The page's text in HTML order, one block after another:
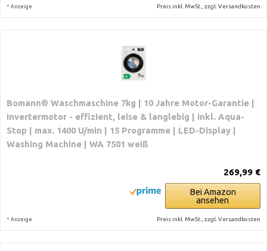
* Anzeige Preis inkl. MwSt., zzgl. Versandkosten
Bomann® Waschmaschine 7kg | 10 Jahre Motor-Garantie |
Invertermotor - effizient, leise & langlebig | inkl. Aqua-
Stop | max. 1400 U/min | 15 Programme | LED-Display |
Washing Machine | WA 7501 weiß
269,99 €
Bei Amazon
ansehen
* Anzeige Preis inkl. MwSt., zzgl. Versandkosten